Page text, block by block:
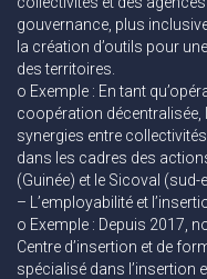
gouvernance, plus
la création d’outils pour
des territoires.
o Exemple : En tant
coopération
synergies entre
dans les cadres des
(Guinée) et le Sicoval (sud-
– L’employabilité et
o Exemple : Depuis 2017,
Centre d’insertion et de
spécialisé dans l’insertion